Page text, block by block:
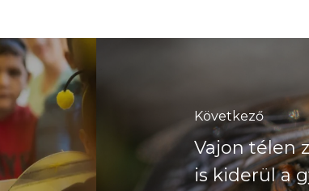
Következő
Vajon télen
is kiderül a